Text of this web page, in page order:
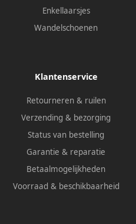
Enkellaarsjes
Wandelschoenen
Klantenservice
Retourneren & ruilen
Verzending & bezorging
Status van bestelling
Garantie & reparatie
Betaalmogelijkheden
Voorraad & beschikbaarheid